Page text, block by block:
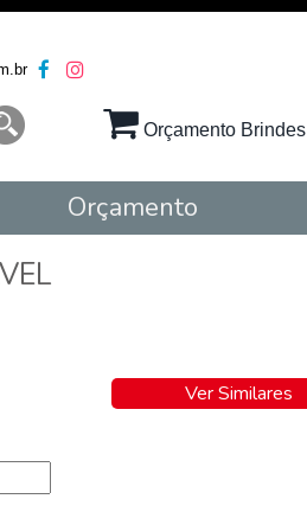
Orçamento Brindes
Orçamento
Ver Similares